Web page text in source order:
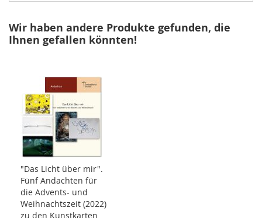
Wir haben andere Produkte gefunden, die
Ihnen gefallen könnten!
"Das Licht über mir".
Fünf Andachten für
die Advents- und
Weihnachtszeit (2022)
zu den Kunstkarten